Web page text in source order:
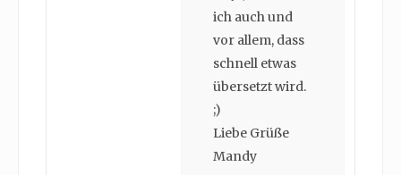
ich auch und
vor allem, dass
schnell etwas
übersetzt wird.
;)
Liebe Grüße
Mandy